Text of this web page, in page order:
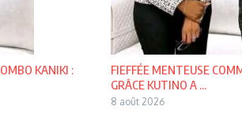
KANIKI :
FIEFFÉE MENTEUSE
GRÂCE KUTINO A ...
8 août 2026